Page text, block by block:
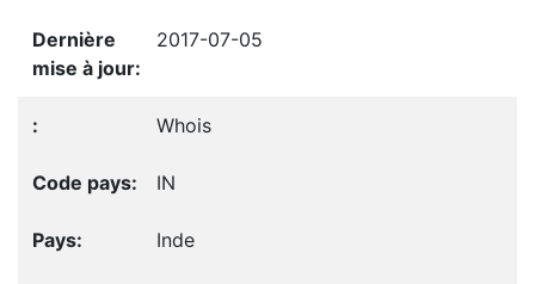
2017-07-05
Whois
IN
Inde